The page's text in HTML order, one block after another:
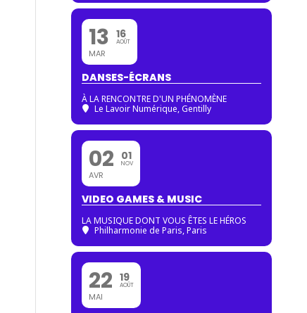
13
MAR
16
AOÛT
DANSES-ÉCRANS
À LA RENCONTRE D'UN PHÉNOMÈNE
Le Lavoir Numérique, Gentilly
02
AVR
01
NOV
VIDEO GAMES & MUSIC
LA MUSIQUE DONT VOUS ÊTES LE HÉROS
Philharmonie de Paris, Paris
22
MAI
19
AOÛT